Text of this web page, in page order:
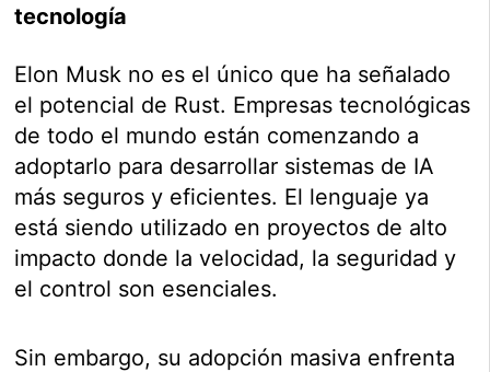
tecnología
Elon Musk no es el único que ha señalado
el potencial de Rust. Empresas tecnológicas
de todo el mundo están comenzando a
adoptarlo para desarrollar sistemas de IA
más seguros y eficientes. El lenguaje ya
está siendo utilizado en proyectos de alto
impacto donde la velocidad, la seguridad y
el control son esenciales.
Sin embargo, su adopción masiva enfrenta